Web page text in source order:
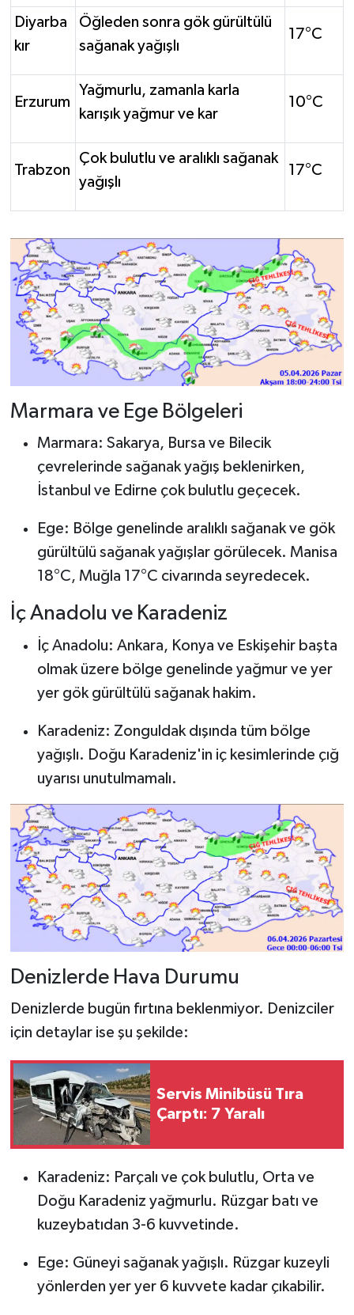
Diyarba
kır
Öğleden sonra gök gürültülü
sağanak yağışlı
17°C
Erzurum
Yağmurlu, zamanla karla
karışık yağmur ve kar
10°C
Trabzon
Çok bulutlu ve aralıklı sağanak
yağışlı
17°C
Marmara ve Ege Bölgeleri
Marmara: Sakarya, Bursa ve Bilecik
çevrelerinde sağanak yağış beklenirken,
İstanbul ve Edirne çok bulutlu geçecek.
Ege: Bölge genelinde aralıklı sağanak ve gök
gürültülü sağanak yağışlar görülecek. Manisa
18°C, Muğla 17°C civarında seyredecek.
İç Anadolu ve Karadeniz
İç Anadolu: Ankara, Konya ve Eskişehir başta
olmak üzere bölge genelinde yağmur ve yer
yer gök gürültülü sağanak hakim.
Karadeniz: Zonguldak dışında tüm bölge
yağışlı. Doğu Karadeniz'in iç kesimlerinde çığ
uyarısı unutulmamalı.
Denizlerde Hava Durumu
Denizlerde bugün fırtına beklenmiyor. Denizciler
için detaylar ise şu şekilde:
Servis Minibüsü Tıra
Çarptı: 7 Yaralı
Karadeniz: Parçalı ve çok bulutlu, Orta ve
Doğu Karadeniz yağmurlu. Rüzgar batı ve
kuzeybatıdan 3-6 kuvvetinde.
Ege: Güneyi sağanak yağışlı. Rüzgar kuzeyli
yönlerden yer yer 6 kuvvete kadar çıkabilir.